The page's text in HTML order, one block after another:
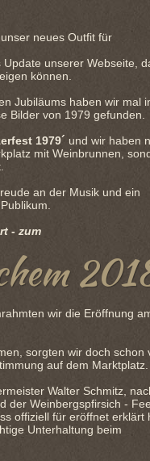
neues Outfit für
unserer Webseite,
können.
Jubiläums haben wir mal
Bilder von 1979 gefunden.
1979´ und wir haben
mit Weinbrunnen,
an der Musik und ein
- zum
wir die Eröffnung
sorgten wir doch schon
auf dem Marktplatz.
Walter Schmitz,
der Weinbergspfirsich -
offiziell für eröffnet erklärt
Unterhaltung beim